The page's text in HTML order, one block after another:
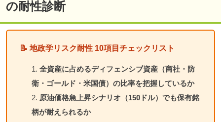
の耐性診断
📝 地政学リスク耐性 10項目チェックリスト
全資産に占めるディフェンシブ資産（商社・防
衛・ゴールド・米国債）の比率を把握しているか
原油価格急上昇シナリオ（150ドル）でも保有銘
柄が耐えられるか